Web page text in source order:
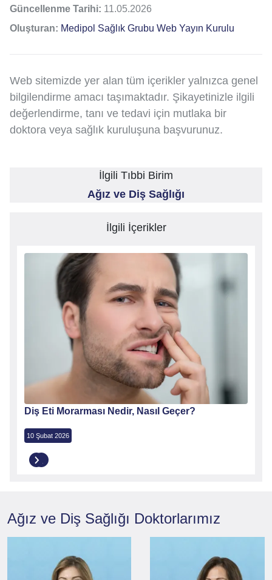
Güncellenme Tarihi: 11.05.2026
Oluşturan: Medipol Sağlık Grubu Web Yayın Kurulu
Web sitemizde yer alan tüm içerikler yalnızca genel
bilgilendirme amacı taşımaktadır. Şikayetinizle ilgili
değerlendirme, tanı ve tedavi için mutlaka bir
doktora veya sağlık kuruluşuna başvurunuz.
İlgili Tıbbi Birim
Ağız ve Diş Sağlığı
İlgili İçerikler
Diş Eti Morarması Nedir, Nasıl Geçer?
10 Şubat 2026
Ağız ve Diş Sağlığı Doktorlarımız